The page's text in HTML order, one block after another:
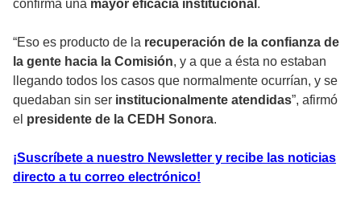
confirma una mayor eficacia institucional .
“Eso es producto de la recuperación de la confianza de
la gente hacia la Comisión, y a que a ésta no estaban
llegando todos los casos que normalmente ocurrían, y se
quedaban sin ser institucionalmente atendidas”, afirmó
el presidente de la CEDH Sonora.
¡Suscríbete a nuestro Newsletter y recibe las noticias
directo a tu correo electrónico!